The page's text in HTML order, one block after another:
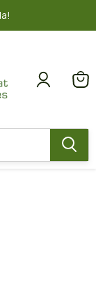
📦